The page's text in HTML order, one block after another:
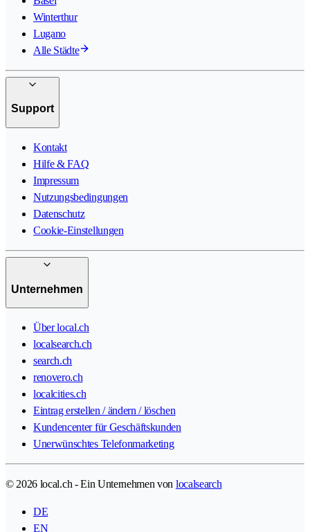
Winterthur
Lugano
Alle Städte
Support
Kontakt
Hilfe & FAQ
Impressum
Nutzungsbedingungen
Datenschutz
Cookie-Einstellungen
Unternehmen
Über local.ch
localsearch.ch
search.ch
renovero.ch
localcities.ch
Eintrag erstellen / ändern / löschen
Kundencenter für Geschäftskunden
Unerwünschtes Telefonmarketing
© 2026 local.ch - Ein Unternehmen von localsearch
DE
EN